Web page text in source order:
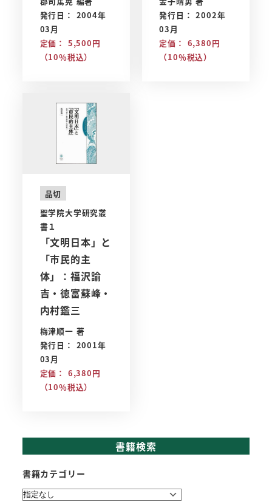
発行日： 2004年
03月
定価： 5,500円
（10％税込）
発行日： 2002年
03月
定価： 6,380円
（10％税込）
品切
聖学院大学研究叢
書１
「文明日本」と
「市民的主
体」：福沢諭
吉・徳富蘇峰・
内村鑑三
梅津順一 著
発行日： 2001年
03月
定価： 6,380円
（10％税込）
書籍検索
書籍カテゴリー